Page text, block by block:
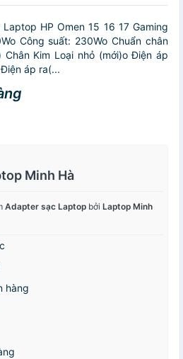
HP Omen 15 16 17 Gaming
Công suất: 230Wo Chuẩn chân
Kim Loại nhỏ (mới)o Điện áp
áp ra(...
Minh Hà
Adapter sạc Laptop bởi Laptop Minh
hàng